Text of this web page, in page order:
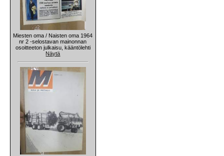
Miesten oma / Naisten oma 1964
nr 2 -selostavan mainonnan
osoitteeton julkaisu, kääntölehti
Näytä